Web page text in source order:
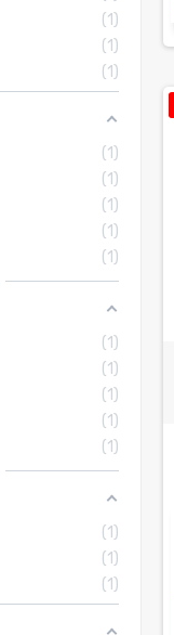
1
1
1
1
1
1
1
1
1
1
1
1
1
1
1
1